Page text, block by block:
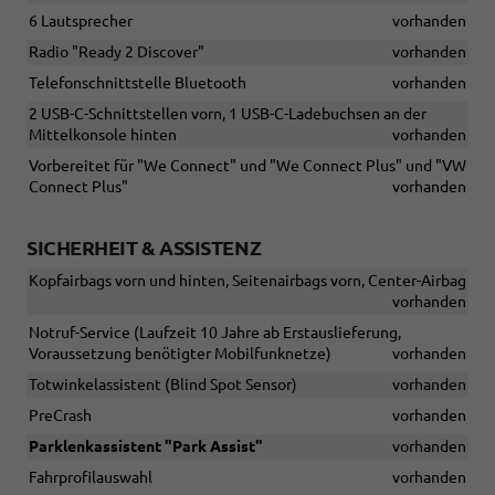
6 Lautsprecher
vorhanden
Radio "Ready 2 Discover"
vorhanden
Telefonschnittstelle Bluetooth
vorhanden
2 USB-C-Schnittstellen vorn, 1 USB-C-Ladebuchsen an der
Mittelkonsole hinten
vorhanden
Vorbereitet für "We Connect" und "We Connect Plus" und "VW
Connect Plus"
vorhanden
SICHERHEIT & ASSISTENZ
Kopfairbags vorn und hinten, Seitenairbags vorn, Center-Airbag
vorhanden
Notruf-Service (Laufzeit 10 Jahre ab Erstauslieferung,
Voraussetzung benötigter Mobilfunknetze)
vorhanden
Totwinkelassistent (Blind Spot Sensor)
vorhanden
PreCrash
vorhanden
Parklenkassistent "Park Assist"
vorhanden
Fahrprofilauswahl
vorhanden